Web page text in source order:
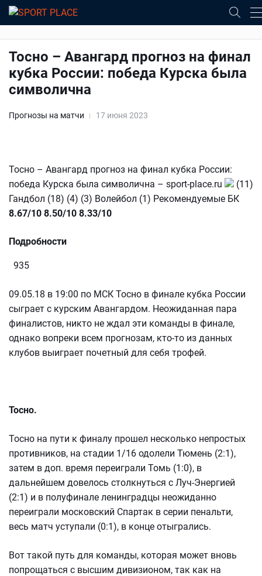
Тосно – Авангард прогноз на финал
кубка России: победа Курска была
символична
Прогнозы на матчи 17 июня 2023
Тосно – Авангард прогноз на финал кубка России:
победа Курска была символична – sport-place.ru
(11)
Гандбол (18) (4) (3) Волейбол (1) Рекомендуемые БК
8.67/10 8.50/10 8.33/10
Подробности
935
09.05.18 в 19:00 по МСК Тосно в финале кубка России
сыграет с курским Авангардом. Неожиданная пара
финалистов, никто не ждал эти команды в финале,
однако вопреки всем прогнозам, кто-то из данных
клубов выиграет почетный для себя трофей.
Тосно.
Тосно на пути к финалу прошел несколько непростых
противников, на стадии 1/16 одолели Тюмень (2:1),
затем в доп. время переиграли Томь (1:0), в
дальнейшем довелось столкнуться с Луч-Энергией
(2:1) и в полуфинале ленинградцы неожиданно
переиграли московский Спартак в серии пенальти,
весь матч уступали (0:1), в конце отыгрались.
Вот такой путь для команды, которая может вновь
попрощаться с высшим дивизионом, так как на